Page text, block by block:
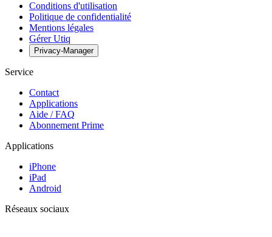
Conditions d'utilisation
Politique de confidentialité
Mentions légales
Gérer Utiq
Privacy-Manager
Service
Contact
Applications
Aide / FAQ
Abonnement Prime
Applications
iPhone
iPad
Android
Réseaux sociaux